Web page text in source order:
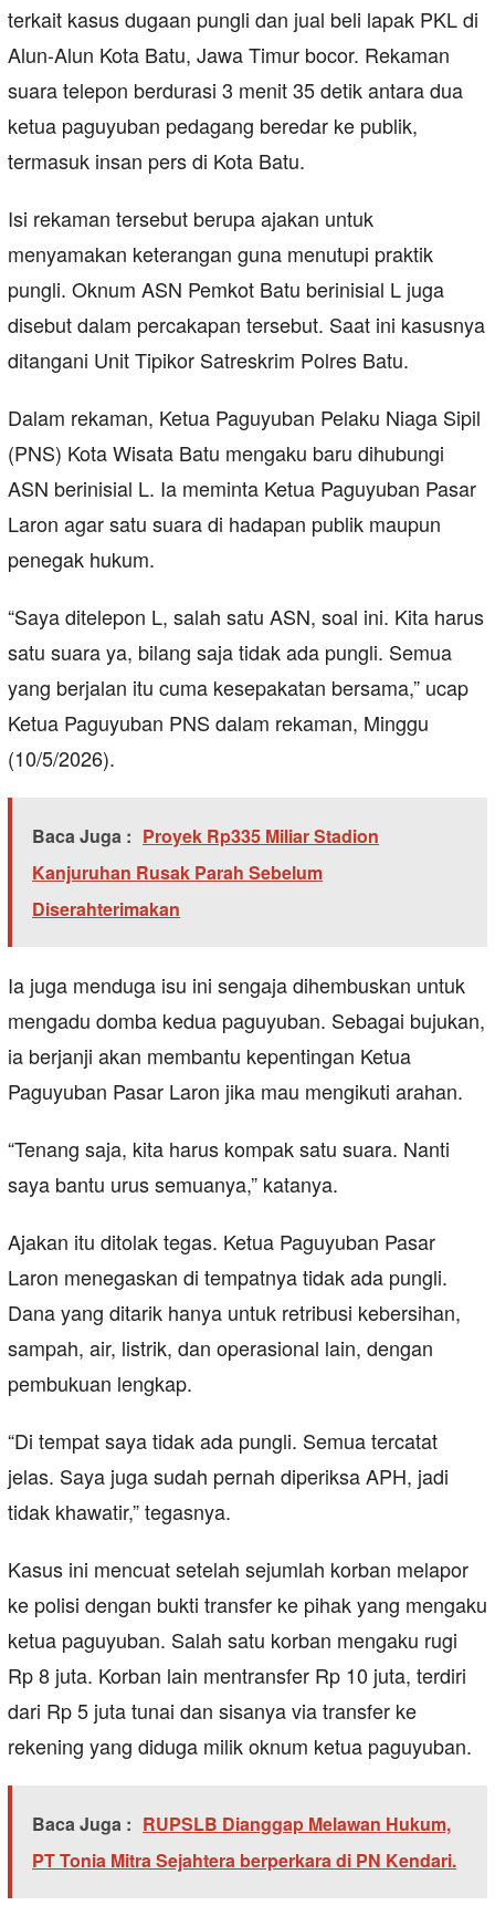
terkait kasus dugaan pungli dan jual beli lapak PKL di
Alun-Alun Kota Batu, Jawa Timur bocor. Rekaman
suara telepon berdurasi 3 menit 35 detik antara dua
ketua paguyuban pedagang beredar ke publik,
termasuk insan pers di Kota Batu.
Isi rekaman tersebut berupa ajakan untuk
menyamakan keterangan guna menutupi praktik
pungli. Oknum ASN Pemkot Batu berinisial L juga
disebut dalam percakapan tersebut. Saat ini kasusnya
ditangani Unit Tipikor Satreskrim Polres Batu.
Dalam rekaman, Ketua Paguyuban Pelaku Niaga Sipil
(PNS) Kota Wisata Batu mengaku baru dihubungi
ASN berinisial L. Ia meminta Ketua Paguyuban Pasar
Laron agar satu suara di hadapan publik maupun
penegak hukum.
“Saya ditelepon L, salah satu ASN, soal ini. Kita harus
satu suara ya, bilang saja tidak ada pungli. Semua
yang berjalan itu cuma kesepakatan bersama,” ucap
Ketua Paguyuban PNS dalam rekaman, Minggu
(10/5/2026).
Baca Juga : Proyek Rp335 Miliar Stadion
Kanjuruhan Rusak Parah Sebelum
Diserahterimakan
Ia juga menduga isu ini sengaja dihembuskan untuk
mengadu domba kedua paguyuban. Sebagai bujukan,
ia berjanji akan membantu kepentingan Ketua
Paguyuban Pasar Laron jika mau mengikuti arahan.
“Tenang saja, kita harus kompak satu suara. Nanti
saya bantu urus semuanya,” katanya.
Ajakan itu ditolak tegas. Ketua Paguyuban Pasar
Laron menegaskan di tempatnya tidak ada pungli.
Dana yang ditarik hanya untuk retribusi kebersihan,
sampah, air, listrik, dan operasional lain, dengan
pembukuan lengkap.
“Di tempat saya tidak ada pungli. Semua tercatat
jelas. Saya juga sudah pernah diperiksa APH, jadi
tidak khawatir,” tegasnya.
Kasus ini mencuat setelah sejumlah korban melapor
ke polisi dengan bukti transfer ke pihak yang mengaku
ketua paguyuban. Salah satu korban mengaku rugi
Rp 8 juta. Korban lain mentransfer Rp 10 juta, terdiri
dari Rp 5 juta tunai dan sisanya via transfer ke
rekening yang diduga milik oknum ketua paguyuban.
Baca Juga : RUPSLB Dianggap Melawan Hukum,
PT Tonia Mitra Sejahtera berperkara di PN Kendari.